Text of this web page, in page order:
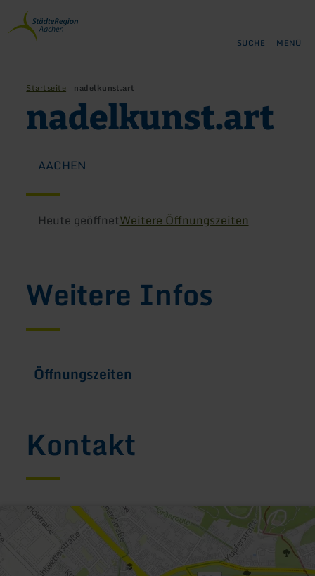
Zurück
zur
Startseite
SUCHE MENÜ
Startseite nadelkunst.art
nadelkunst.art
AACHEN
Heute geöffnetWeitere Öffnungszeiten
Weitere Infos
Öffnungszeiten
Kontakt